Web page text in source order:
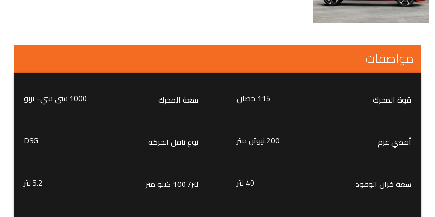
مواصفات
قوة المحرك 115 حصان سعة المحرك 1000 سي سي- تربو
أقصي عزم 200 نيوتن متر نوع ناقل الحركة DSG
سعة خزان الوقود 40 لتر لتر/ 100 كيلو متر 5.2 لتر